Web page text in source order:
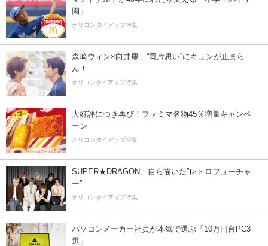
園」
オリコンタイアップ特集
森崎ウィン×向井康二“両片思い”にキュンが止まら
ん！
オリコンタイアップ特集
大好評につき再び！ファミマ名物45％増量キャンペ
ーン
オリコンタイアップ特集
SUPER★DRAGON、自ら描いた”レトロフューチャ
ー”
オリコンタイアップ特集
パソコンメーカー社員が本気で選ぶ「10万円台PC3
選」